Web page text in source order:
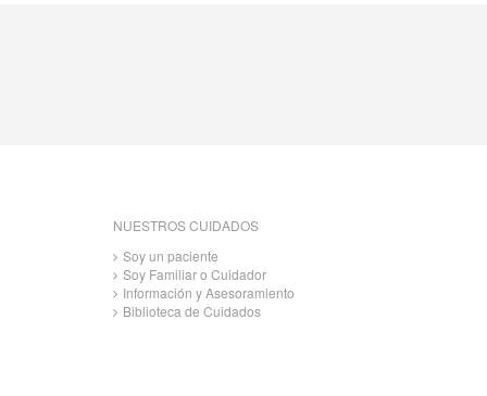
NUESTROS CUIDADOS
Soy un paciente
Soy Familiar o Cuidador
Información y Asesoramiento
Biblioteca de Cuidados